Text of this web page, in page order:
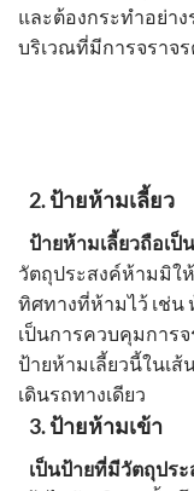
และต้องกระทำอย่าง
บริเวณที่มีการจราจ
2.ป้ายห้ามเลี้ยว
ป้ายห้ามเลี้ยวถือเ
วัตถุประสงค์ห้ามมิใ
ทิศทางที่ห้ามไว้ เช่น
เป็นการควบคุมการ
ป้ายห้ามเลี้ยวนี้ในเส้
เดินรถทางเดียว
3.ป้ายห้ามเข้า
เป็นป้ายที่มีวัตถุประ